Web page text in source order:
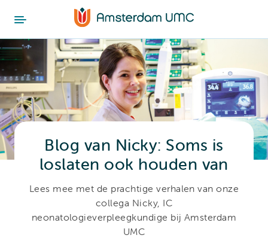
Blog van Nicky: Soms is
loslaten ook houden van
Lees mee met de prachtige verhalen van onze
collega Nicky, IC
neonatologieverpleegkundige bij Amsterdam
UMC